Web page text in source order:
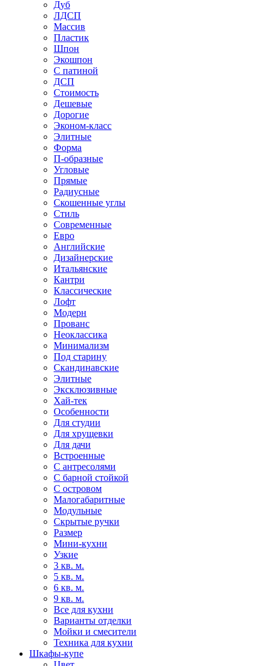
Дуб
ЛДСП
Массив
Пластик
Шпон
Экошпон
С патиной
ДСП
Стоимость
Дешевые
Дорогие
Эконом-класс
Элитные
Форма
П-образные
Угловые
Прямые
Радиусные
Скошенные углы
Стиль
Современные
Евро
Английские
Дизайнерские
Итальянские
Кантри
Классические
Лофт
Модерн
Прованс
Неоклассика
Минимализм
Под старину
Скандинавские
Элитные
Эксклюзивные
Хай-тек
Особенности
Для студии
Для хрущевки
Для дачи
Встроенные
С антресолями
С барной стойкой
С островом
Малогабаритные
Модульные
Скрытые ручки
Размер
Мини-кухни
Узкие
3 кв. м.
5 кв. м.
6 кв. м.
9 кв. м.
Все для кухни
Варианты отделки
Мойки и смесители
Техника для кухни
Шкафы-купе